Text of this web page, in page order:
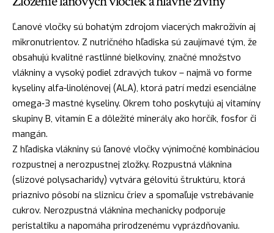
Ľanové vločky sú bohatým zdrojom viacerých makroživín aj
mikronutrientov. Z nutričného hľadiska sú zaujímavé tým, že
obsahujú kvalitné rastlinné bielkoviny, značné množstvo
vlákniny a vysoký podiel zdravých tukov – najmä vo forme
kyseliny alfa-linolénovej (ALA), ktorá patrí medzi esenciálne
omega‑3 mastné kyseliny. Okrem toho poskytujú aj vitamíny
skupiny B, vitamín E a dôležité minerály ako horčík, fosfor či
mangán.
Z hľadiska vlákniny sú ľanové vločky výnimočné kombináciou
rozpustnej a nerozpustnej zložky. Rozpustná vláknina
(slizové polysacharidy) vytvára gélovitú štruktúru, ktorá
priaznivo pôsobí na sliznicu čriev a spomaľuje vstrebávanie
cukrov. Nerozpustná vláknina mechanicky podporuje
peristaltiku a napomáha prirodzenému vyprázdňovaniu.